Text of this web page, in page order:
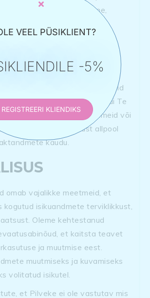
veebilehe hooldamine,
ÕIGUSED
teada, milliseid isiklikke
hoiame. Teil on õigus selliseid
muuta või kustutada. Kui Te
rakendada, muuta andmeid või
võtke meiega ühendust allpool
kaudu.
omab vajalikke meetmeid, et
isikuandmete terviklikkust,
Oleme kehtestanud
et kaitsta teavet
ja muutmise eest.
muutmiseks ja kuvamiseks
volitatud isikutel.
et Pilveke ei ole vastutav mis
VEEL PÜSIKLIENT?
-5%
REGISTREERI KLIENDIKS